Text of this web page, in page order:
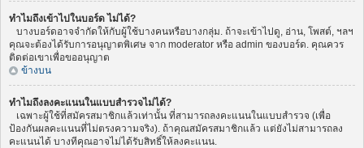
ทำไมถึงเข้าไปในบอร์ด ไม่ได้?
บางบอร์ดอาจจำกัดให้กับผู้ใช้บางคนหรือบางกลุ่ม. ถ้าจะเข้าไปดู, อ่าน, โพสต์, ฯลฯ
คุณจะต้องได้รับการอนุญาตพิเศษ จาก moderator หรือ admin ของบอร์ด. คุณควร
ติดต่อเขาเพื่อขออนุญาต
ข้างบน
ทำไมถึงลงคะแนนในแบบสำรวจไม่ได้?
เฉพาะผู้ใช้ที่สมัครสมาชิกแล้วเท่านั้น ที่สามารถลงคะแนนในแบบสำรวจ (เพื่อ
ป้องกันผลคะแนนที่ไม่ตรงความจริง). ถ้าคุณสมัครสมาชิกแล้ว แต่ยังไม่สามารถลง
คะแนนได้ บางทีคุณอาจไม่ได้รับสิทธิ์ให้ลงคะแนน.